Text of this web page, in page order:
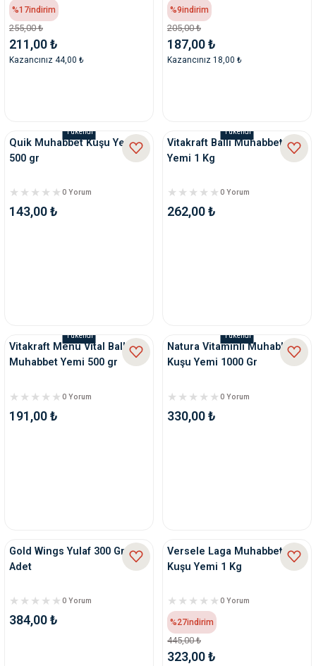
%17indirim
255,00 ₺
211,00 ₺
Kazancınız 44,00 ₺
%9indirim
205,00 ₺
187,00 ₺
Kazancınız 18,00 ₺
Tükendi
Quik Muhabbet Kuşu Yemi
500 gr
0 Yorum
143,00 ₺
Tükendi
Vitakraft Ballı Muhabbet
Yemi 1 Kg
0 Yorum
262,00 ₺
Tükendi
Vitakraft Menu Vital Ballı
Muhabbet Yemi 500 gr
0 Yorum
191,00 ₺
Tükendi
Natura Vitaminli Muhabbet
Kuşu Yemi 1000 Gr
0 Yorum
330,00 ₺
Gold Wings Yulaf 300 Gr x 3
Adet
0 Yorum
384,00 ₺
Versele Laga Muhabbet
Kuşu Yemi 1 Kg
0 Yorum
%27indirim
445,00 ₺
323,00 ₺